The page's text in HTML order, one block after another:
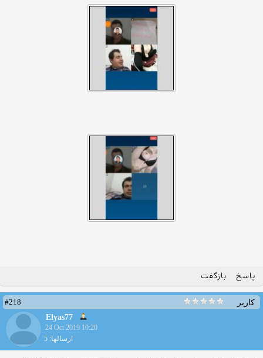
پاسخ بازگفت
کاربر
#218
Elyas77
24 Oct 2019 10:20
ارسالها: 5